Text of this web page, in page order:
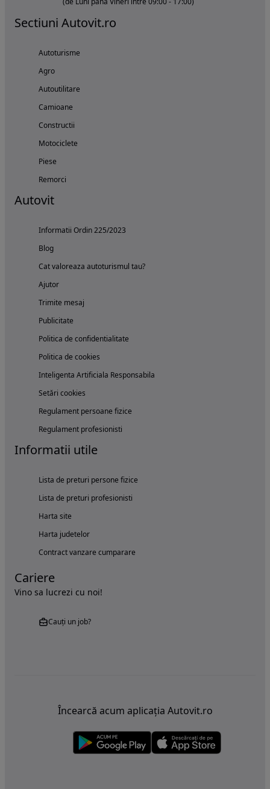
Sectiuni Autovit.ro
Autoturisme
Agro
Autoutilitare
Camioane
Constructii
Motociclete
Piese
Remorci
Autovit
Informatii Ordin 225/2023
Blog
Cat valoreaza autoturismul tau?
Ajutor
Trimite mesaj
Publicitate
Politica de confidentialitate
Politica de cookies
Inteligenta Artificiala Responsabila
Setări cookies
Regulament persoane fizice
Regulament profesionisti
Informatii utile
Lista de preturi persone fizice
Lista de preturi profesionisti
Harta site
Harta judetelor
Contract vanzare cumparare
Cariere
Vino sa lucrezi cu noi!
Cauți un job?
Încearcă acum aplicația Autovit.ro